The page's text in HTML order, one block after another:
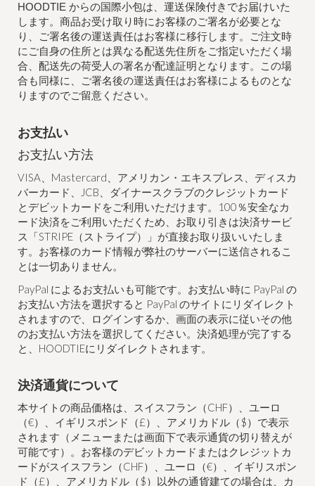
HOODTIE からの国際小包は、運送保険付きでお届けいた
します。商品お受け取り時にお客様のご署名が必要とな
り、ご署名後の運送責任はお客様に移行します。ご注文時
にご自身の住所とは異なる配送先住所をご指定いただく場
合、配送先の荷受人の署名が配達証明となります。この場
合も同様に、ご署名後の運送責任はお客様によるものとな
りますのでご留意ください。
お支払い
お支払い方法
VISA、Mastercard、アメリカン・エキスプレス、ディスカ
バーカード、JCB、ダイナースクラブのクレジットカード
とデビットカードをご利用いただけます。100％安全なカ
ード決済をご利用いただくため、お取り引きは決済サービ
ス「STRIPE（ストライプ）」が直接お取り扱いいたしま
す。お客様のカード情報が弊社のサーバーに送信されるこ
とは一切ありません。
PayPal によるお支払いも可能です。お支払い時に PayPal の
お支払い方法を選択すると PayPal のサイトにリダイレクト
されますので、ログインするか、画面の表示に従いその他
のお支払い方法を選択してください。決済処理が完了する
と、HOODTIEにリダイレクトされます。
決済通貨について
本サイトの商品価格は、スイスフラン（CHF）、ユーロ
（€）、イギリスポンド（£）、アメリカドル（$）で表示
されます（メニューまたは画面下で表示通貨の切り替えが
可能です）。お客様のデビットカードまたはクレジットカ
ードがスイスフラン（CHF）、ユーロ（€）、イギリスポン
ド（£）、アメリカドル（$）以外の通貨建ての場合は、カ